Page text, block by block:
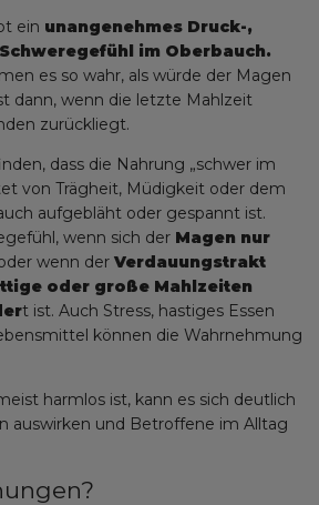
ein unangenehmes Druck-,
im Oberbauch.
es so wahr, als würde der Magen
dann, wenn die letzte Mahlzeit
zurückliegt.
dass die Nahrung „schwer im
von Trägheit, Müdigkeit oder dem
aufgebläht oder gespannt ist.
wenn sich der Magen nur
wenn der Verdauungstrakt
oder große Mahlzeiten
t ist. Auch Stress, hastiges Essen
können die Wahrnehmung
harmlos ist, kann es sich deutlich
auswirken und Betroffene im Alltag